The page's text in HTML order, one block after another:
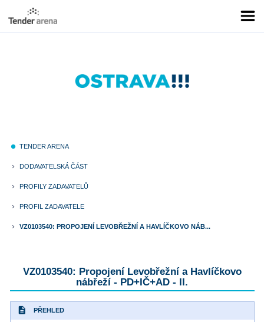
fiber_manual_record TENDER ARENA
keyboard_arrow_right DODAVATELSKÁ ČÁST
keyboard_arrow_right PROFILY ZADAVATELŮ
keyboard_arrow_right PROFIL ZADAVATELE
keyboard_arrow_right VZ0103540: PROPOJENÍ LEVOBŘEŽNÍ A HAVLÍČKOVO NÁB...
VZ0103540: Propojení Levobřežní a Havlíčkovo
nábřeží - PD+IČ+AD - II.
description PŘEHLED